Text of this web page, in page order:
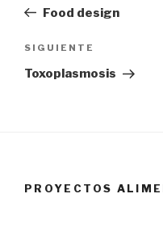
anterior:
Food design
Siguiente
entrada
SIGUIENTE
Toxoplasmosis
PROYECTOS